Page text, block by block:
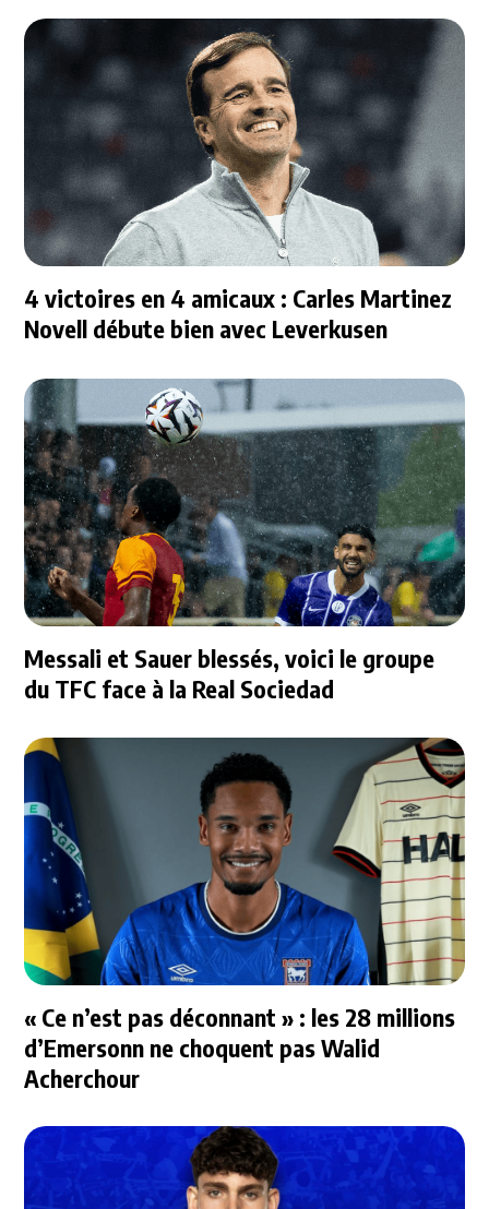
4 victoires en 4 amicaux : Carles Martinez
Novell débute bien avec Leverkusen
Messali et Sauer blessés, voici le groupe
du TFC face à la Real Sociedad
« Ce n’est pas déconnant » : les 28 millions
d’Emersonn ne choquent pas Walid
Acherchour